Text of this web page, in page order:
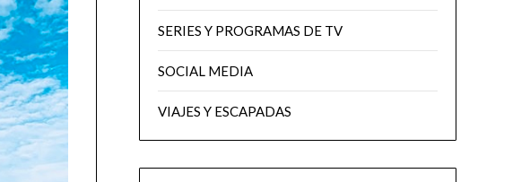
SERIES Y PROGRAMAS DE TV
SOCIAL MEDIA
VIAJES Y ESCAPADAS